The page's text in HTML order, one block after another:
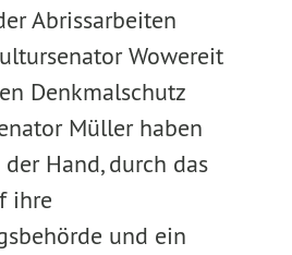
Abrissarbeiten
Wowereit
Denkmalschutz
Müller haben
Hand, durch das
ihre
und ein